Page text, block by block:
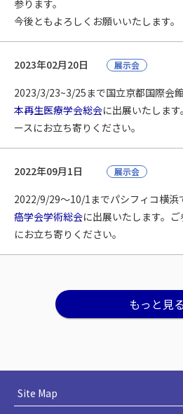
参ります。
今後ともよろしくお願いいたします。
2023年02月20日 展示会
2023/3/23~3/25まで国立京都国際会
本再生医療学会総会に出展いたしま
ースにお立ち寄りください。
2022年09月1日 展示会
2022/9/29〜10/1までパシフィコ横浜
癌学会学術総会に出展いたします。
にお立ち寄りください。
もっと見る
Site Map